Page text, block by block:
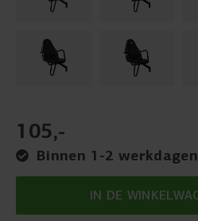
105,-
Binnen 1-2
IN DE